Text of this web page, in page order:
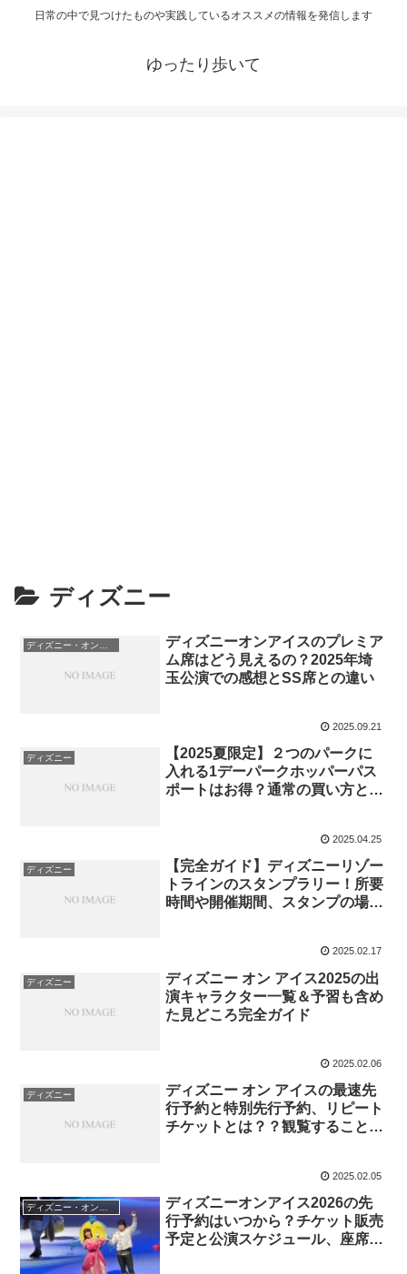
日常の中で見つけたものや実践しているオススメの情報を発信します
ゆったり歩いて
ディズニー
ディズニーオンアイスのプレミア
ム席はどう見えるの？2025年埼
玉公演での感想とSS席との違い
2025.09.21
ディズニー
【2025夏限定】２つのパークに
入れる1デーパークホッパーパス
ポートはお得？通常の買い方と比
2025.04.25
ディズニー
【完全ガイド】ディズニーリゾー
トラインのスタンプラリー！所要
時間や開催期間、スタンプの場
2025.02.17
ディズニー
ディズニー オン アイス2025の出
演キャラクター一覧＆予習も含め
た見どころ完全ガイド
2025.02.06
ディズニー
ディズニー オン アイスの最速先
行予約と特別先行予約、リピート
チケットとは？？観覧することで
2025.02.05
ディズニーオンアイス2026の先
行予約はいつから？チケット販売
予定と公演スケジュール、座席情